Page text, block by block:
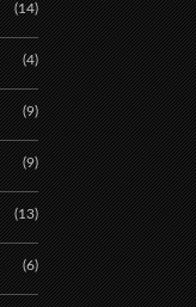
(14)
(4)
(9)
(9)
(13)
(6)